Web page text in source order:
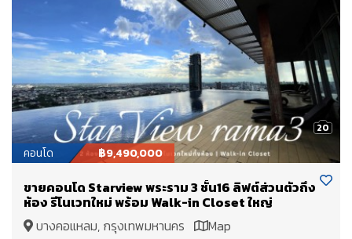
20
คอนโด ฿9,490,000
ขายคอนโด Starview พระราม 3 ชั้น16 ลิฟต์ส่วนตัวถึง
ห้อง รีโนเวทใหม่ พร้อม Walk-in Closet ใหญ่
บางคอแหลม, กรุงเทพมหานคร
Map